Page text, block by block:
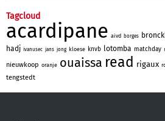
Tagcloud
acardipane aivd borges
hadj ivanusec jans jong kloese knvb lotomba matchday
nieuwkoop oranje ouaissa read rigaux
tengstedt